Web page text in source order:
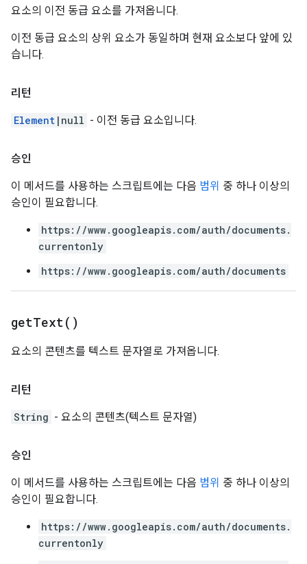
요소의 이전 동급 요소를 가져옵니다.
이전 동급 요소의 상위 요소가 동일하며 현재 요소보다 앞에 있
습니다.
리턴
Element |null - 이전 동급 요소입니다.
승인
이 메서드를 사용하는 스크립트에는 다음 범위 중 하나 이상의
승인이 필요합니다.
https://www.googleapis.com/auth/documents.
currentonly
https://www.googleapis.com/auth/documents
getText( )
요소의 콘텐츠를 텍스트 문자열로 가져옵니다.
리턴
String - 요소의 콘텐츠(텍스트 문자열)
승인
이 메서드를 사용하는 스크립트에는 다음 범위 중 하나 이상의
승인이 필요합니다.
https://www.googleapis.com/auth/documents.
currentonly